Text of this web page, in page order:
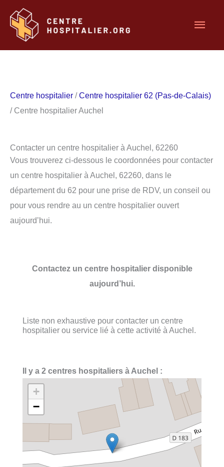
contenu
Centre hospitalier /Centre hospitalier 62 (Pas-de-Calais)
/ Centre hospitalier Auchel
Contacter un centre hospitalier à Auchel, 62260
Vous trouverez ci-dessous le coordonnées pour contacter
un centre hospitalier à Auchel, 62260, dans le
département du 62 pour une prise de RDV, un conseil ou
pour vous rendre au un centre hospitalier ouvert
aujourd’hui.
Contactez un centre hospitalier disponible
aujourd’hui.
Liste non exhaustive pour contacter un centre
hospitalier ou service lié à cette activité à Auchel.
Il y a 2 centres hospitaliers à Auchel :
+
−